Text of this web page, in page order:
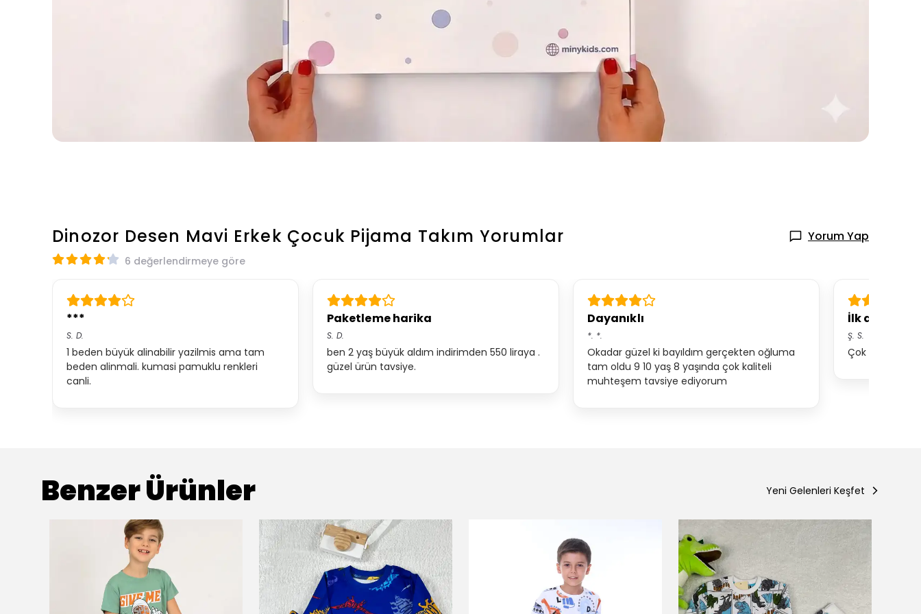
Dinozor Desen Mavi Erkek Çocuk Pijama Takım Yorumlar Yorum Yap
6 değerlendirmeye göre
***
S. D.
1 beden büyük alinabilir yazilmis ama tam
beden alinmali. kumasi pamuklu renkleri
canli.
Paketleme harika
S. D.
ben 2 yaş büyük aldım indirimden 550 liraya .
güzel ürün tavsiye.
Dayanıklı
*. *.
Okadar güzel ki bayıldım gerçekten oğluma
tam oldu 9 10 yaş 8 yaşında çok kaliteli
muhteşem tavsiye ediyorum
İlk defa
Ş. S.
Çok kaliteli
Benzer Ürünler Yeni Gelenleri Keşfet